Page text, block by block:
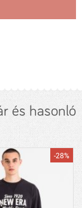
és hasonló
-28%